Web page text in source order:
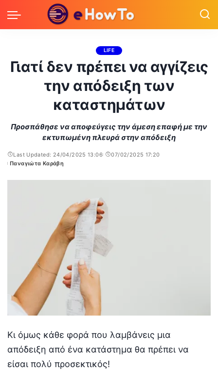
LIFE
Γιατί δεν πρέπει να αγγίζεις
την απόδειξη των
καταστημάτων
Προσπάθησε να αποφεύγεις την άμεση επαφή με την
εκτυπωμένη πλευρά στην απόδειξη
Last Updated: 24/04/2025 13:06
07/02/2025 17:20
Posted
Παναγιώτα Καράβη
Κι όμως κάθε φορά που λαμβάνεις μια
απόδειξη από ένα κατάστημα θα πρέπει να
είσαι πολύ προσεκτικός!